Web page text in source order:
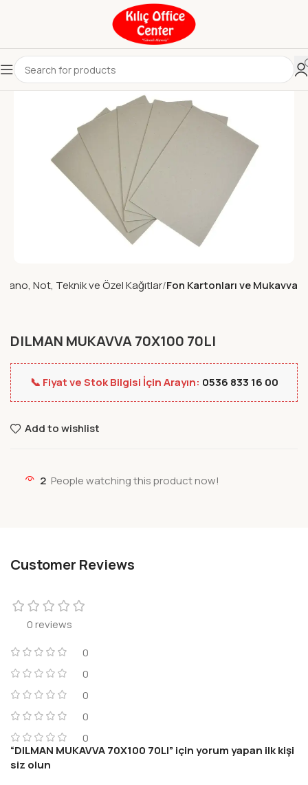
Pano, Not, Teknik ve Özel Kağıtlar Fon Kartonları ve Mukavva
DILMAN MUKAVVA 70X100 70LI
📞 Fiyat ve Stok Bilgisi İçin Arayın: 0536 833 16 00
Add to wishlist
2 People watching this product now!
Customer Reviews
0 reviews
0
0
0
0
0
“DILMAN MUKAVVA 70X100 70LI” için yorum yapan ilk kişi
siz olun